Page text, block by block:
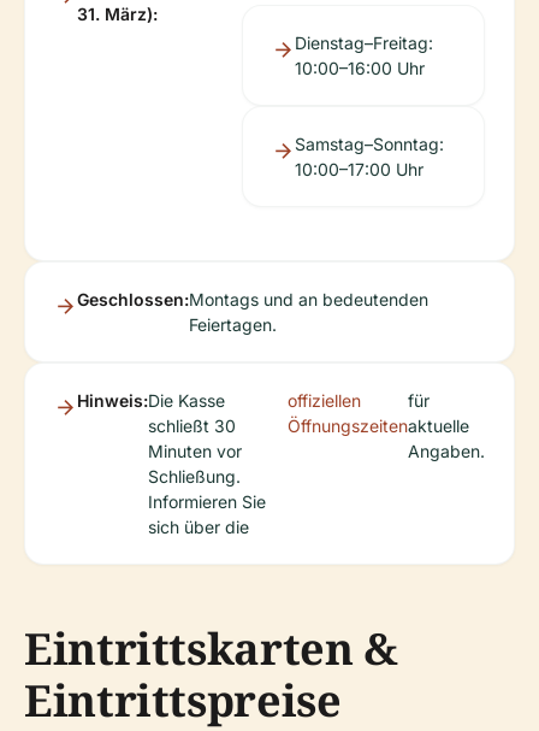
31. März):
Dienstag–Freitag:
10:00–16:00 Uhr
Samstag–Sonntag:
10:00–17:00 Uhr
Geschlossen:Montags und an bedeutenden
Feiertagen.
Hinweis:Die Kasse
schließt 30
Minuten vor
Schließung.
Informieren Sie
sich über die
offiziellen
Öffnungszeiten
für
aktuelle
Angaben.
Eintrittskarten &
Eintrittspreise